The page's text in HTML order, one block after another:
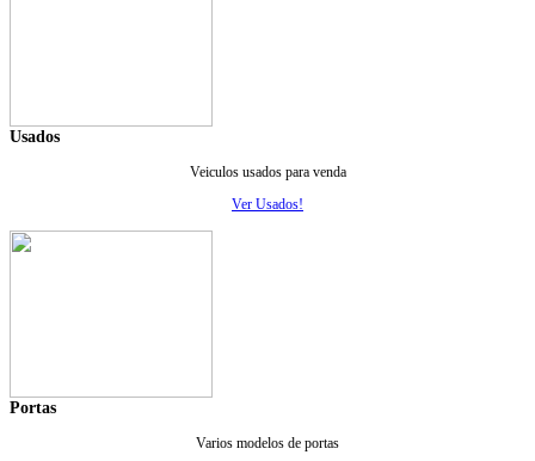
Usados
Veiculos usados para venda
Ver Usados!
Portas
Varios modelos de portas